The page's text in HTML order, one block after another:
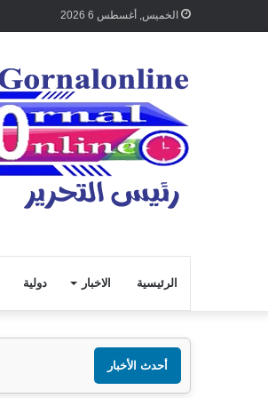
الخميس, أغسطس 6 2026
الرئيسية الاخبار دولية
أحدث الأخبار